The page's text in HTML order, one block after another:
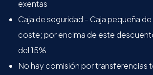
exentas
Caja de seguridad - Caja pequeña de
coste; por encima de este
del 15%
No hay comisión por transferencias